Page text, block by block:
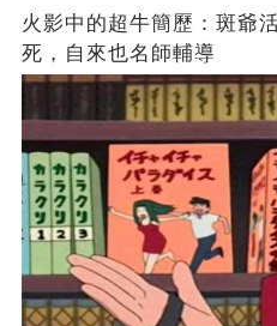
火影中的超牛簡歷：斑爺
死，自來也名師輔導